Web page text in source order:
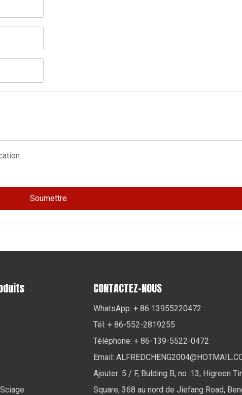
Soumettre
CONTACTEZ-NOUS
WhatsApp: + 86 13955220472
Tél: + 86-552-2819255
Téléphone: + 86-139-5522-0472
Email:
Ajouter: 5 / F, Bulding B, no .13, Higreen
Square, 368 au nord de Jiefang Road,